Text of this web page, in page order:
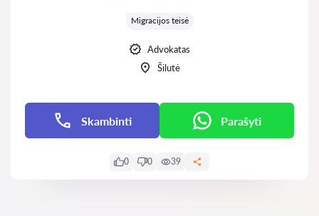
Migracijos teisė
Advokatas
Šilutė
Skambinti Parašyti
0 0 39